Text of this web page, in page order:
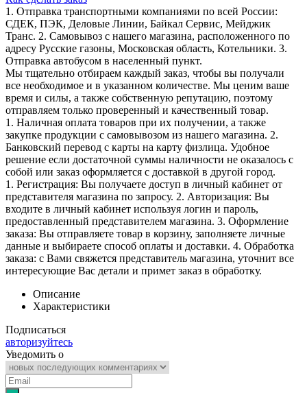
1. Отправка транспортными компаниями по всей России:
СДЕК, ПЭК, Деловые Линии, Байкал Сервис, Мейджик
Транс. 2. Самовывоз с нашего магазина, расположенного по
адресу Русские газоны, Московская область, Котельники. 3.
Отправка автобусом в населенный пункт.
Мы тщательно отбираем каждый заказ, чтобы вы получали
все необходимое и в указанном количестве. Мы ценим ваше
время и силы, а также собственную репутацию, поэтому
отправляем только проверенный и качественный товар.
1. Наличная оплата товаров при их получении, а также
закупке продукции с самовывозом из нашего магазина. 2.
Банковский перевод с карты на карту физлица. Удобное
решение если достаточной суммы наличности не оказалось с
собой или заказ оформляется с доставкой в другой город.
1. Регистрация: Вы получаете доступ в личный кабинет от
представителя магазина по запросу. 2. Авторизация: Вы
входите в личный кабинет используя логин и пароль,
предоставленный представителем магазина. 3. Оформление
заказа: Вы отправляете товар в корзину, заполняете личные
данные и выбираете способ оплаты и доставки. 4. Обработка
заказа: с Вами свяжется представитель магазина, уточнит все
интересующие Вас детали и примет заказ в обработку.
Описание
Характеристики
Подписаться
авторизуйтесь
Уведомить о